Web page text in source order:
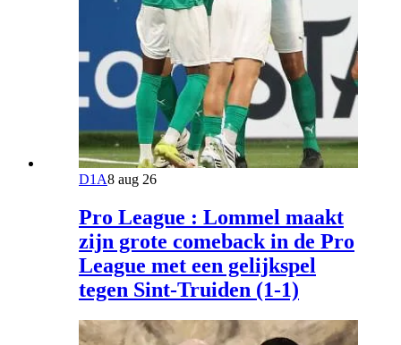
D1A8 aug 26
Pro League : Lommel maakt
zijn grote comeback in de Pro
League met een gelijkspel
tegen Sint-Truiden (1-1)